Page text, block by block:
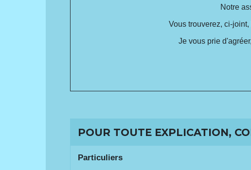
Notre
Vous trouverez, ci-
Je vous prie
POUR TOUTE EXPLICATION,
Particuliers